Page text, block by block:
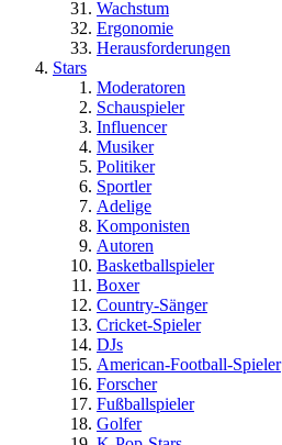
Wachstum
Ergonomie
Herausforderungen
Stars
Moderatoren
Schauspieler
Influencer
Musiker
Politiker
Sportler
Adelige
Komponisten
Autoren
Basketballspieler
Boxer
Country-Sänger
Cricket-Spieler
DJs
American-Football-Spieler
Forscher
Fußballspieler
Golfer